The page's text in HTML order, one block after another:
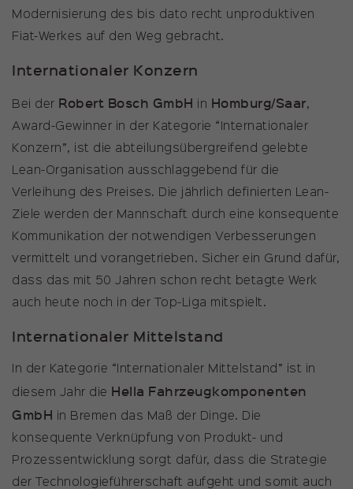
Modernisierung des bis dato recht unproduktiven
Fiat-Werkes auf den Weg gebracht.
Internationaler Konzern
Bei der Robert Bosch GmbH in Homburg/Saar,
Award-Gewinner in der Kategorie “Internationaler
Konzern”, ist die abteilungsübergreifend gelebte
Lean-Organisation ausschlaggebend für die
Verleihung des Preises. Die jährlich definierten Lean-
Ziele werden der Mannschaft durch eine konsequente
Kommunikation der notwendigen Verbesserungen
vermittelt und vorangetrieben. Sicher ein Grund dafür,
dass das mit 50 Jahren schon recht betagte Werk
auch heute noch in der Top-Liga mitspielt.
Internationaler Mittelstand
In der Kategorie “Internationaler Mittelstand” ist in
diesem Jahr die Hella Fahrzeugkomponenten
GmbH in Bremen das Maß der Dinge. Die
konsequente Verknüpfung von Produkt- und
Prozessentwicklung sorgt dafür, dass die Strategie
der Technologieführerschaft aufgeht und somit auch